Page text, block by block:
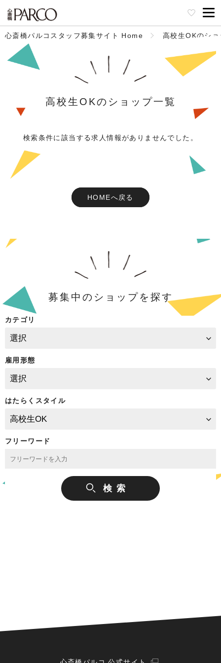
心斎橋パルコスタッフ募集サイト Home 高校生OKのシ
高校生OKのショップ一覧
検索条件に該当する求人情報がありませんでした。
HOMEへ戻る
募集中のショップを探す
カテゴリ
雇用形態
はたらくスタイル
フリーワード